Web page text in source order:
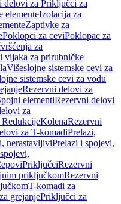
delovi za Priključci za
elementeIzolacija za
Zaptivke za
Poklopci za ceviPoklopac za
za
vijaka za prirubničke
Višeslojne sistemske cevi za
sistemske cevi za vodu
Rezervni delovi za
elementiRezervni delovi
za
KolenaRezervni
za T-komadiPrelazi,
nerastavljiviPrelazi i spojevi,
PriključciRezervni
priključkomRezervni
T-komadi za
grejanjePriključci za